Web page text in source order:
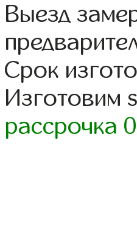
Выезд
Срок
Изготовим
рассрочка